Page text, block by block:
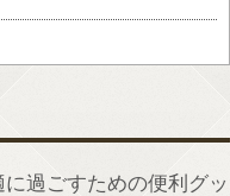
過ごすための便利グッ